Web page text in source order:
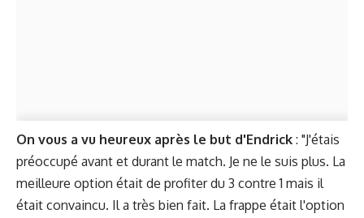
On vous a vu heureux après le but d'Endrick : "J'étais
préoccupé avant et durant le match. Je ne le suis plus. La
meilleure option était de profiter du 3 contre 1 mais il
était convaincu. Il a très bien fait. La frappe était l'option